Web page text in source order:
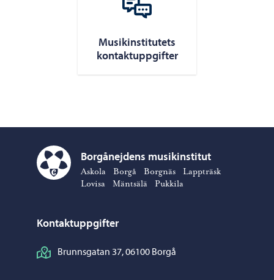
Musikinstitutets
kontaktuppgifter
Borgånejdens musikinstitut – Gå till startsidan
Borgånejdens musikinstitut
Askola Borgå Borgnäs
Lappträsk
Lovisa
Mäntsälä Pukkila
Kontaktuppgifter
Brunnsgatan 37, 06100 Borgå